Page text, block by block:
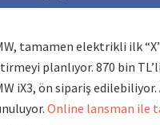
tamamen elektrikli ilk
planlıyor. 870 bin
iX3, ön sipariş
Online lansman ile